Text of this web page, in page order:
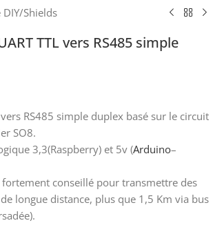
/Shields
TTL vers RS485 simple
RS485 simple duplex basé sur le circuit
SO8.
3,3(Raspberry) et 5v (Arduino–
fortement conseillé pour transmettre des
longue distance, plus que 1,5 Km via bus